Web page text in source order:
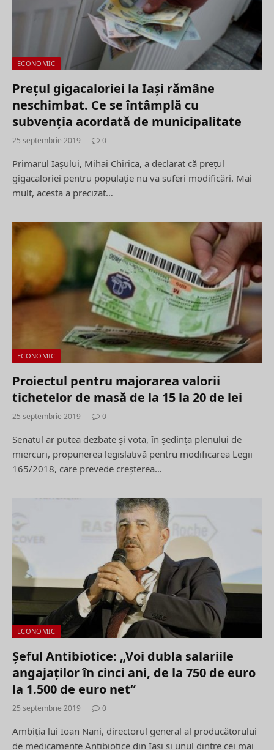
ECONOMIC
Prețul gigacaloriei la Iași rămâne
neschimbat. Ce se întâmplă cu
subvenţia acordată de municipalitate
25 septembrie 2019 0
Primarul Iașului, Mihai Chirica, a declarat că preţul
gigacaloriei pentru populaţie nu va suferi modificări. Mai
mult, acesta a precizat…
ECONOMIC
Proiectul pentru majorarea valorii
tichetelor de masă de la 15 la 20 de lei
25 septembrie 2019 0
Senatul ar putea dezbate şi vota, în şedinţa plenului de
miercuri, propunerea legislativă pentru modificarea Legii
165/2018, care prevede creşterea…
ECONOMIC
Șeful Antibiotice: „Voi dubla salariile
angajaţilor în cinci ani, de la 750 de euro
la 1.500 de euro net“
25 septembrie 2019 0
Ambiţia lui Ioan Nani, directo­rul general al producătorului
de medicamen­te Antibiotice din Iaşi şi unul dintre cei mai